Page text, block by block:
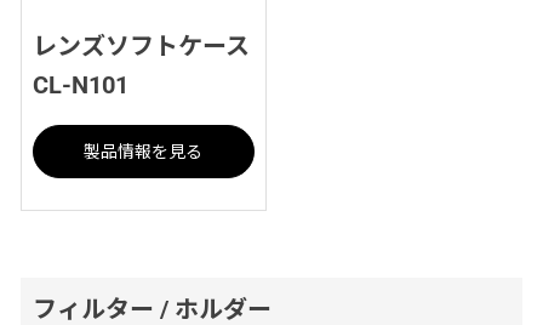
レンズソフトケース
CL-N101
製品情報を見る
フィルター / ホルダー